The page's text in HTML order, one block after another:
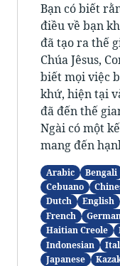
Bạn có biết
điều về bạn
đã tạo ra thế
Chúa Jêsus,
biết mọi việc
khứ, hiện tại
đã đến thế
Ngài có một
mang đến
Arabic
Bengali
Cebuano
Dutch
English
French
Haitian Creole
Indonesian
Japanese